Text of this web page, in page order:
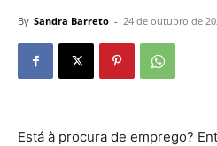
By Sandra Barreto - 24 de outubro de
Está à procura de emprego?